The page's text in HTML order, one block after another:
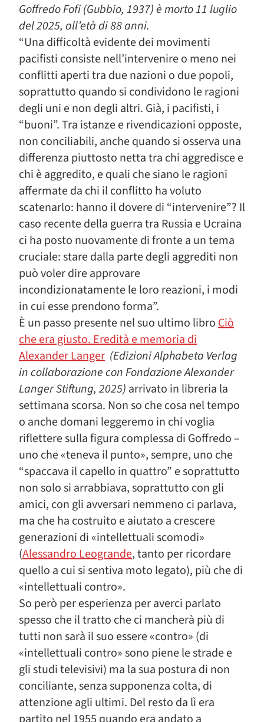
Goffredo Fofi (Gubbio, 1937) è morto 11 luglio
del 2025, all’età di 88 anni.
“Una difficoltà evidente dei movimenti
pacifisti consiste nell’intervenire o meno nei
conflitti aperti tra due nazioni o due popoli,
soprattutto quando si condividono le ragioni
degli uni e non degli altri. Già, i pacifisti, i
“buoni”. Tra istanze e rivendicazioni opposte,
non conciliabili, anche quando si osserva una
differenza piuttosto netta tra chi aggredisce e
chi è aggredito, e quali che siano le ragioni
affermate da chi il conflitto ha voluto
scatenarlo: hanno il dovere di “intervenire”? Il
caso recente della guerra tra Russia e Ucraina
ci ha posto nuovamente di fronte a un tema
cruciale: stare dalla parte degli aggrediti non
può voler dire approvare
incondizionatamente le loro reazioni, i modi
in cui esse prendono forma”.
È un passo presente nel suo ultimo libroCiò
che era giusto. Eredità e memoria di
Alexander Langer (Edizioni Alphabeta Verlag
in collaborazione con Fondazione Alexander
Langer Stiftung, 2025) arrivato in libreria la
settimana scorsa. Non so che cosa nel tempo
o anche domani leggeremo in chi voglia
riflettere sulla figura complessa di Goffredo –
uno che «teneva il punto», sempre, uno che
“spaccava il capello in quattro” e soprattutto
non solo si arrabbiava, soprattutto con gli
amici, con gli avversari nemmeno ci parlava,
ma che ha costruito e aiutato a crescere
generazioni di «intellettuali scomodi»
(Alessandro Leogrande, tanto per ricordare
quello a cui si sentiva moto legato), più che di
«intellettuali contro».
So però per esperienza per averci parlato
spesso che il tratto che ci mancherà più di
tutti non sarà il suo essere «contro» (di
«intellettuali contro» sono piene le strade e
gli studi televisivi) ma la sua postura di non
conciliante, senza supponenza colta, di
attenzione agli ultimi. Del resto da lì era